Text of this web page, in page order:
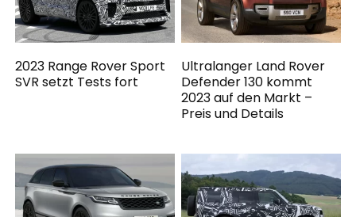
2023 Range Rover Sport
SVR setzt Tests fort
Ultralanger Land Rover
Defender 130 kommt
2023 auf den Markt –
Preis und Details